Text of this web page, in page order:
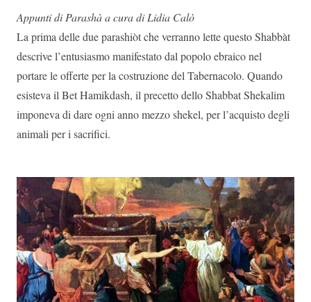
Appunti di Parashà a cura di Lidia Calò
La prima delle due parashiòt che verranno lette questo Shabbàt
descrive l’entusiasmo manifestato dal popolo ebraico nel
portare le offerte per la costruzione del Tabernacolo. Quando
esisteva il Bet Hamikdash, il precetto dello Shabbat Shekalim
imponeva di dare ogni anno mezzo shekel, per l’acquisto degli
animali per i sacrifici.